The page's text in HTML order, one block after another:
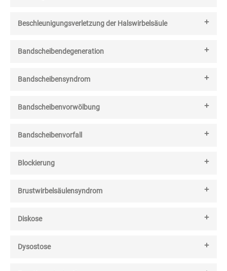
Beschleunigungsverletzung der Halswirbelsäule
Bandscheibendegeneration
Bandscheibensyndrom
Bandscheibenvorwölbung
Bandscheibenvorfall
Blockierung
Brustwirbelsäulensyndrom
Diskose
Dysostose